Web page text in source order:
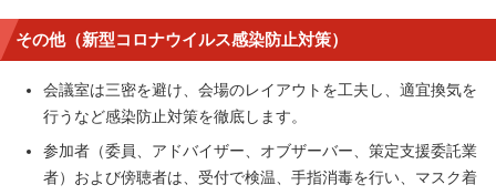
その他（新型コロナウイルス感染防止対策）
会議室は三密を避け、会場のレイアウトを工夫し、適宜換気を
行うなど感染防止対策を徹底します。
参加者（委員、アドバイザー、オブザーバー、策定支援委託業
者）および傍聴者は、受付で検温、手指消毒を行い、マスク着